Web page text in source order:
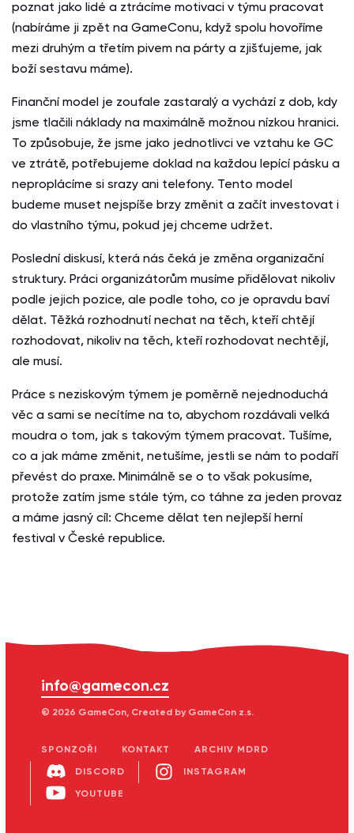
poznat jako lidé a ztrácíme motivaci v týmu pracovat
(nabíráme ji zpět na GameConu, když spolu hovoříme
mezi druhým a třetím pivem na párty a zjišťujeme, jak
boží sestavu máme).
Finanční model je zoufale zastaralý a vychází z dob, kdy
jsme tlačili náklady na maximálně možnou nízkou hranici.
To způsobuje, že jsme jako jednotlivci ve vztahu ke GC
ve ztrátě, potřebujeme doklad na každou lepící pásku a
neproplácíme si srazy ani telefony. Tento model
budeme muset nejspíše brzy změnit a začít investovat i
do vlastního týmu, pokud jej chceme udržet.
Poslední diskusí, která nás čeká je změna organizační
struktury. Práci organizátorům musíme přidělovat nikoliv
podle jejich pozice, ale podle toho, co je opravdu baví
dělat. Těžká rozhodnutí nechat na těch, kteří chtějí
rozhodovat, nikoliv na těch, kteří rozhodovat nechtějí,
ale musí.
Práce s neziskovým týmem je poměrně nejednoduchá
věc a sami se necítíme na to, abychom rozdávali velká
moudra o tom, jak s takovým týmem pracovat. Tušíme,
co a jak máme změnit, netušíme, jestli se nám to podaří
převést do praxe. Minimálně se o to však pokusíme,
protože zatím jsme stále tým, co táhne za jeden provaz
a máme jasný cíl: Chceme dělat ten nejlepší herní
festival v České republice.
info@gamecon.cz
© 2026 GameCon, Created by GameCon z.s.
SPONZOŘI KONTAKT ARCHIV MDRD
DISCORD INSTAGRAM
YOUTUBE